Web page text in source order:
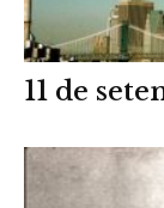
11 de